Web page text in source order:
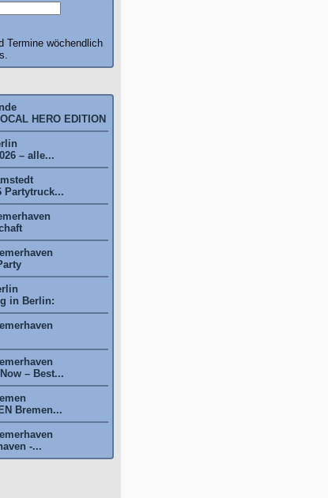
Termine wöchendlich
HERO EDITION
– alle...
Partytruck...
in Berlin:
– Best...
Bremen...
-...